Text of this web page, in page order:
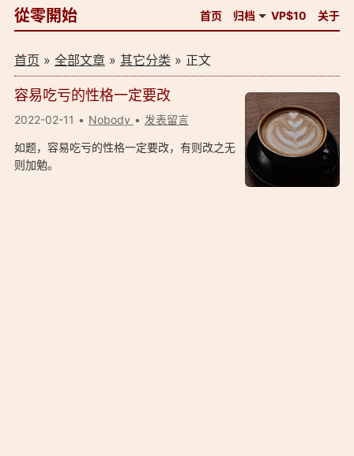
從零開始 首页 归档 VP$10 关于
首页 » 全部文章» 其它分类 » 正文
容易吃亏的性格一定要改
2022-02-11 Nobody 发表留言
如题，容易吃亏的性格一定要改，有则改之无
则加勉。